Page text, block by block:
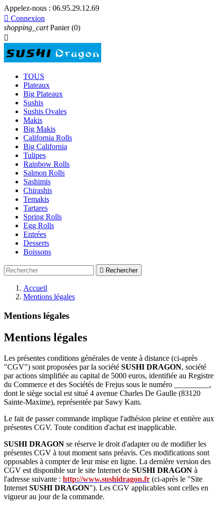
Appelez-nous : 06.95.29.12.69
 Connexion
shopping_cart Panier (0)

TOUS
Plateaux
Big Plateaux
Sushis
Sushis Ovales
Makis
Big Makis
California Rolls
Big California
Tulipes
Rainbow Rolls
Salmon Rolls
Sashimis
Chirashis
Temakis
Tartares
Spring Rolls
Egg Rolls
Entrées
Desserts
Boissons
 Rechercher
Accueil
Mentions légales
Mentions légales
Mentions légales
Les présentes conditions générales de vente à distance (ci-après
"CGV") sont proposées par la société SUSHI DRAGON, société
par actions simplifiée au capital de 5000 euros, identifiée au Registre
du Commerce et des Sociétés de Frejus sous le numéro _________,
dont le siège social est situé 4 avenue Charles De Gaulle (83120
Sainte-Maxime), représentée par Sawy Kam.
Le fait de passer commande implique l'adhésion pleine et entière aux
présentes CGV. Toute condition d'achat est inapplicable.
SUSHI DRAGON se réserve le droit d'adapter ou de modifier les
présentes CGV à tout moment sans préavis. Ces modifications sont
opposables à compter de leur mise en ligne. La dernière version des
CGV est disponible sur le site Internet de SUSHI DRAGON à
l'adresse suivante : http://www.sushidragon.fr (ci-après le "Site
Internet SUSHI DRAGON"). Les CGV applicables sont celles en
vigueur au jour de la commande.